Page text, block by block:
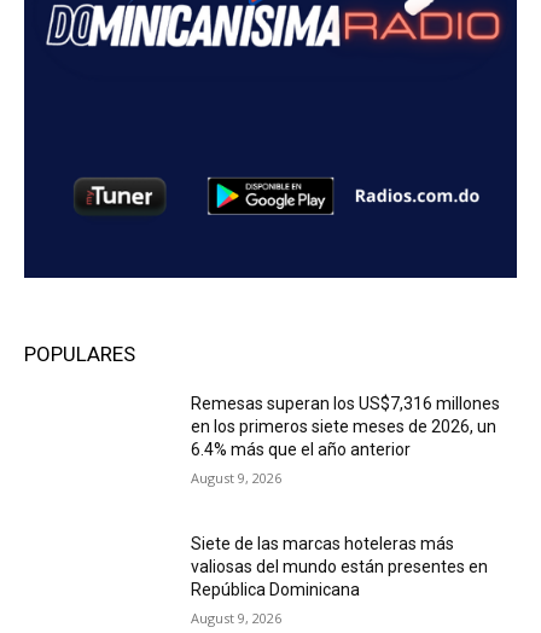
POPULARES
Remesas superan los US$7,316 millones
en los primeros siete meses de 2026, un
6.4% más que el año anterior
August 9, 2026
Siete de las marcas hoteleras más
valiosas del mundo están presentes en
República Dominicana
August 9, 2026